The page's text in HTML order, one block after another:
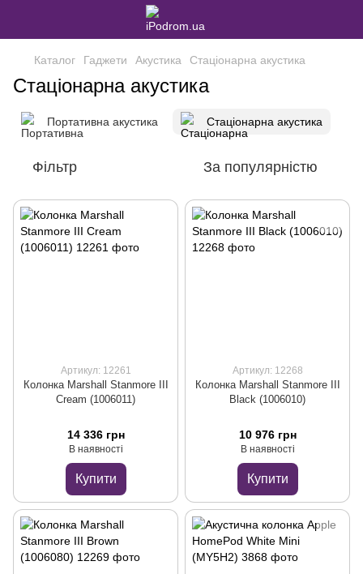
Каталог Гаджети Акустика Стаціонарна акустика
Стаціонарна акустика
Портативна акустика Стаціонарна акустика
Фільтр За популярністю
Артикул: 12261
Колонка Marshall Stanmore III
Cream (1006011)
14 336 грн
В наявності
Купити
Артикул: 12268
Колонка Marshall Stanmore III
Black (1006010)
10 976 грн
В наявності
Купити